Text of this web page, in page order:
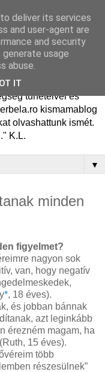
főorvos, 50 éves
tüneteivel és
kismamablog
olvashattunk ismét.
K.L.
▼
minden
figyelmet?
nagyon sok
van, hogy negatív
*, 18 éves).
és jobban bánnak
azt leginkább
érezném magam, ha
15 éves).
több
részesülnek”
deliver its services
and user-agent are
and security
usage
abuse.
IT